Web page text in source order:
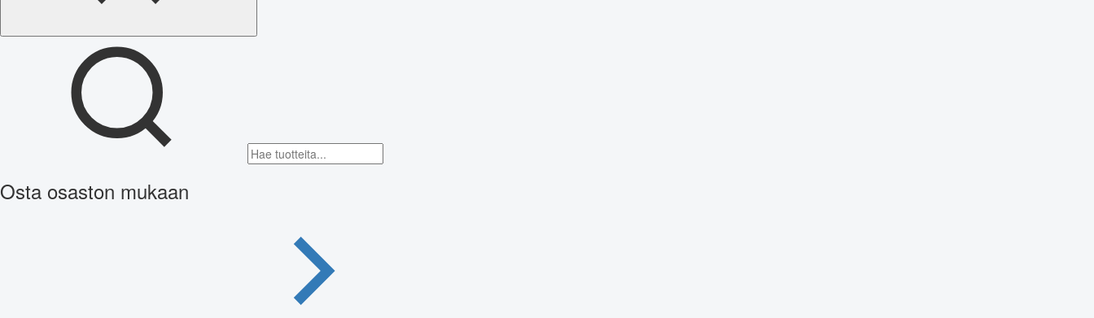
Osta osaston mukaan